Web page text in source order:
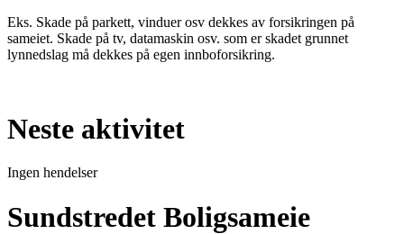
Eks. Skade på parkett, vinduer osv dekkes av forsikringen på
sameiet. Skade på tv, datamaskin osv. som er skadet grunnet
lynnedslag må dekkes på egen innboforsikring.
Neste aktivitet
Ingen hendelser
Sundstredet Boligsameie